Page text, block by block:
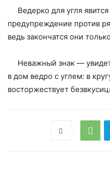
Ведерко для угля явится
предупреждение против
ведь закончатся они
Неважный знак —
в дом ведро с углем: в
восторжествует